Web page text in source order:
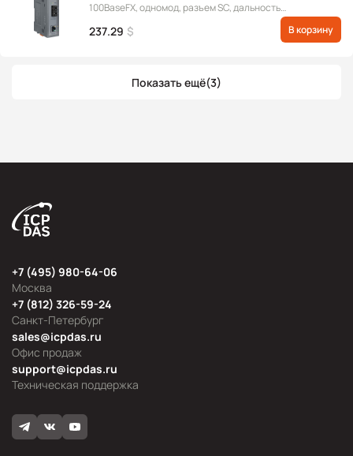
100BaseFX, одномод, разъем SC, дальность
237.29 $ В корзину
Показать ещё(3)
Москва
+7 (495) 980-64-06
Офис продаж
sales@icpdas.ru
Санкт-Петербург
+7 (812) 326-59-24
Техническая поддержка
support@icpdas.ru